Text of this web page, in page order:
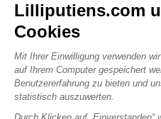
Lilliputiens.com
Cookies
Mit Ihrer Einwilligung verwenden
auf Ihrem Computer gespeichert
Benutzererfahrung zu bieten und
statistisch auszuwerten.
Ich habe dieAllgemeinen
Verarbeitung
Mit dem Ankreuzen dieses
Datenschutzrichtlinie von Janod
Ihrer E-Mail-Interaktionen